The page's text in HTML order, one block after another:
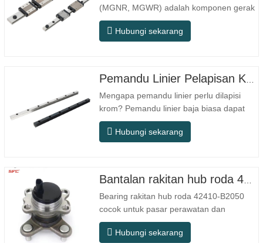
(MGNR, MGWR) adalah komponen gerak
linier berkinerja tinggi yang dirancang
khusus untuk peralatan presisi kecil. Rel
akurasi posisi yang tinggi, dan ruang
pemasangan yang kecil. MGNR…
Hubungi sekarang
Mengapa pemandu linier perlu dilapisi
krom? Pemandu linier baja biasa dapat
memenuhi kebutuhan operasional dasar
di lingkungan kering dalam ruangan
otomasi, mesin perkakas presisi,
peralatan luar ruangan, bengkel
pemrosesan…
Hubungi sekarang
Bearing rakitan hub roda 42410-B2050
cocok untuk pasar perawatan dan
penggantian suku cadang otomotif purna
jual, memenuhi persyaratan penggunaan
Hubungi sekarang